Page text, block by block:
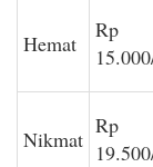
Hemat
Rp
Nikmat
Rp